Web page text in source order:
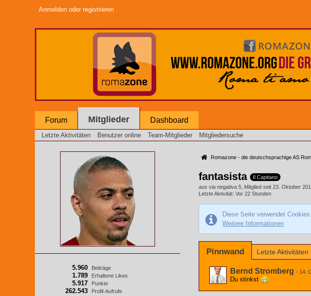
Anmelden oder registrieren
Forum Mitglieder Dashboard
Letzte Aktivitäten Benutzer online Team-Mitglieder Mitgliedersuche
Beiträge
5.960
Erhaltene Likes
1.789
Punkte
5.917
Profil-Aufrufe
262.543
Romazone - die deutschsprachige AS Roma
fantasista
Il Capitano
aus via negativa 5 Mitglied seit 23. Oktober
Letzte Aktivität Vor 22 Stunden
Diese Seite verwendet
Weitere Informationen
Pinnwand Letzte Aktivitäten
Bernd Stromberg - 14.
Du stinkst